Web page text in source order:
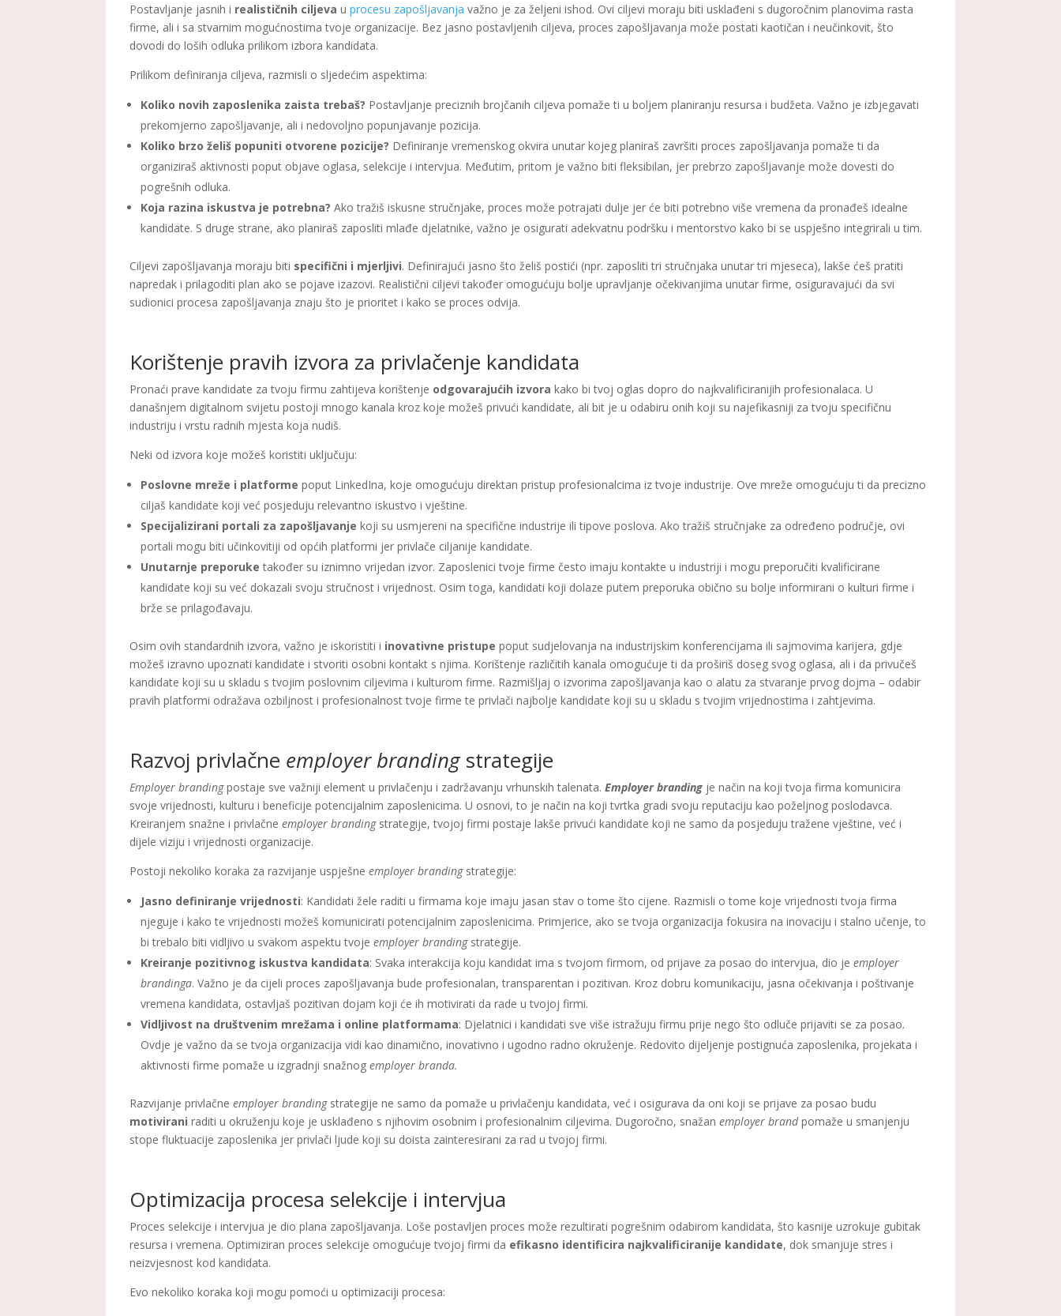
Postavljanje jasnih i realističnih ciljeva uprocesu zapošljavanja važno je za željeni ishod. Ovi ciljevi moraju biti usklađeni s dugoročnim planovima rasta
firme, ali i sa stvarnim mogućnostima tvoje organizacije. Bez jasno postavljenih ciljeva, proces zapošljavanja može postati kaotičan i neučinkovit, što
dovodi do loših odluka prilikom izbora kandidata.
Prilikom definiranja ciljeva, razmisli o sljedećim aspektima:
Koliko novih zaposlenika zaista trebaš? Postavljanje preciznih brojčanih ciljeva pomaže ti u boljem planiranju resursa i budžeta. Važno je izbjegavati
prekomjerno zapošljavanje, ali i nedovoljno popunjavanje pozicija.
Koliko brzo želiš popuniti otvorene pozicije? Definiranje vremenskog okvira unutar kojeg planiraš završiti proces zapošljavanja pomaže ti da
organiziraš aktivnosti poput objave oglasa, selekcije i intervjua. Međutim, pritom je važno biti fleksibilan, jer prebrzo zapošljavanje može dovesti do
pogrešnih odluka.
Koja razina iskustva je potrebna? Ako tražiš iskusne stručnjake, proces može potrajati dulje jer će biti potrebno više vremena da pronađeš idealne
kandidate. S druge strane, ako planiraš zaposliti mlađe djelatnike, važno je osigurati adekvatnu podršku i mentorstvo kako bi se uspješno integrirali u tim.
Ciljevi zapošljavanja moraju biti specifični i mjerljivi. Definirajući jasno što želiš postići (npr. zaposliti tri stručnjaka unutar tri mjeseca), lakše ćeš pratiti
napredak i prilagoditi plan ako se pojave izazovi. Realistični ciljevi također omogućuju bolje upravljanje očekivanjima unutar firme, osiguravajući da svi
sudionici procesa zapošljavanja znaju što je prioritet i kako se proces odvija.
Korištenje pravih izvora za privlačenje kandidata
Pronaći prave kandidate za tvoju firmu zahtijeva korištenje odgovarajućih izvora kako bi tvoj oglas dopro do najkvalificiranijih profesionalaca. U
današnjem digitalnom svijetu postoji mnogo kanala kroz koje možeš privući kandidate, ali bit je u odabiru onih koji su najefikasniji za tvoju specifičnu
industriju i vrstu radnih mjesta koja nudiš.
Neki od izvora koje možeš koristiti uključuju:
Poslovne mreže i platforme poput LinkedIna, koje omogućuju direktan pristup profesionalcima iz tvoje industrije. Ove mreže omogućuju ti da precizno
ciljaš kandidate koji već posjeduju relevantno iskustvo i vještine.
Specijalizirani portali za zapošljavanje koji su usmjereni na specifične industrije ili tipove poslova. Ako tražiš stručnjake za određeno područje, ovi
portali mogu biti učinkovitiji od općih platformi jer privlače ciljanije kandidate.
Unutarnje preporuke također su iznimno vrijedan izvor. Zaposlenici tvoje firme često imaju kontakte u industriji i mogu preporučiti kvalificirane
kandidate koji su već dokazali svoju stručnost i vrijednost. Osim toga, kandidati koji dolaze putem preporuka obično su bolje informirani o kulturi firme i
brže se prilagođavaju.
Osim ovih standardnih izvora, važno je iskoristiti i inovativne pristupe poput sudjelovanja na industrijskim konferencijama ili sajmovima karijera, gdje
možeš izravno upoznati kandidate i stvoriti osobni kontakt s njima. Korištenje različitih kanala omogućuje ti da proširiš doseg svog oglasa, ali i da privučeš
kandidate koji su u skladu s tvojim poslovnim ciljevima i kulturom firme. Razmišljaj o izvorima zapošljavanja kao o alatu za stvaranje prvog dojma – odabir
pravih platformi odražava ozbiljnost i profesionalnost tvoje firme te privlači najbolje kandidate koji su u skladu s tvojim vrijednostima i zahtjevima.
Razvoj privlačne employer brandingstrategije
Employer brandingpostaje sve važniji element u privlačenju i zadržavanju vrhunskih talenata.Employer branding je način na koji tvoja firma komunicira
svoje vrijednosti, kulturu i beneficije potencijalnim zaposlenicima. U osnovi, to je način na koji tvrtka gradi svoju reputaciju kao poželjnog poslodavca.
Kreiranjem snažne i privlačneemployer brandingstrategije, tvojoj firmi postaje lakše privući kandidate koji ne samo da posjeduju tražene vještine, već i
dijele viziju i vrijednosti organizacije.
Postoji nekoliko koraka za razvijanje uspješneemployer brandingstrategije:
Jasno definiranje vrijednosti: Kandidati žele raditi u firmama koje imaju jasan stav o tome što cijene. Razmisli o tome koje vrijednosti tvoja firma
njeguje i kako te vrijednosti možeš komunicirati potencijalnim zaposlenicima. Primjerice, ako se tvoja organizacija fokusira na inovaciju i stalno učenje, to
bi trebalo biti vidljivo u svakom aspektu tvojeemployer brandingstrategije.
Kreiranje pozitivnog iskustva kandidata: Svaka interakcija koju kandidat ima s tvojom firmom, od prijave za posao do intervjua, dio jeemployer
brandinga. Važno je da cijeli proces zapošljavanja bude profesionalan, transparentan i pozitivan. Kroz dobru komunikaciju, jasna očekivanja i poštivanje
vremena kandidata, ostavljaš pozitivan dojam koji će ih motivirati da rade u tvojoj firmi.
Vidljivost na društvenim mrežama i online platformama: Djelatnici i kandidati sve više istražuju firmu prije nego što odluče prijaviti se za posao.
Ovdje je važno da se tvoja organizacija vidi kao dinamično, inovativno i ugodno radno okruženje. Redovito dijeljenje postignuća zaposlenika, projekata i
aktivnosti firme pomaže u izgradnji snažnogemployer branda.
Razvijanje privlačneemployer brandingstrategije ne samo da pomaže u privlačenju kandidata, već i osigurava da oni koji se prijave za posao budu
motivirani raditi u okruženju koje je usklađeno s njihovim osobnim i profesionalnim ciljevima. Dugoročno, snažanemployer brandpomaže u smanjenju
stope fluktuacije zaposlenika jer privlači ljude koji su doista zainteresirani za rad u tvojoj firmi.
Optimizacija procesa selekcije i intervjua
Proces selekcije i intervjua je dio plana zapošljavanja. Loše postavljen proces može rezultirati pogrešnim odabirom kandidata, što kasnije uzrokuje gubitak
resursa i vremena. Optimiziran proces selekcije omogućuje tvojoj firmi da efikasno identificira najkvalificiranije kandidate, dok smanjuje stres i
neizvjesnost kod kandidata.
Evo nekoliko koraka koji mogu pomoći u optimizaciji procesa: